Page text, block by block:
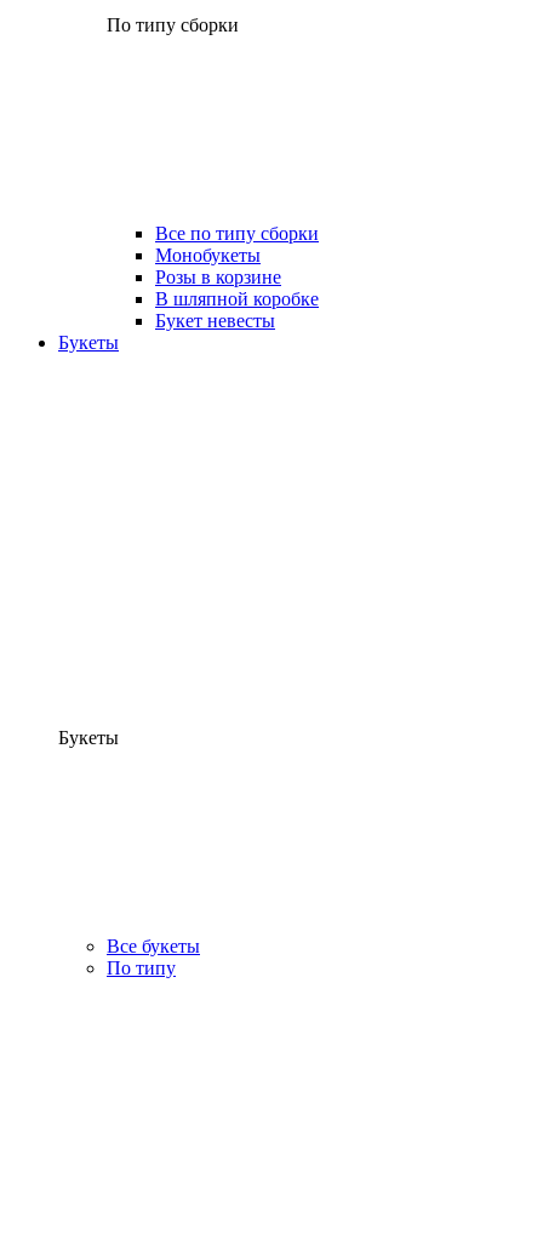
По типу сборки
Все по типу сборки
Монобукеты
Розы в корзине
В шляпной коробке
Букет невесты
Букеты
Букеты
Все букеты
По типу